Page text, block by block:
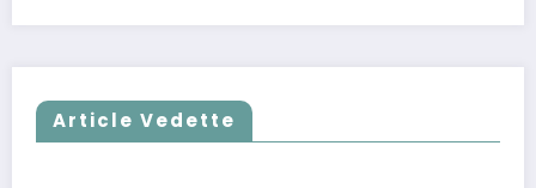
Article Vedette